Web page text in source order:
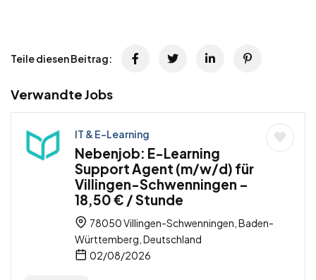
Teile diesen Beitrag:
Verwandte Jobs
IT & E-Learning
Nebenjob: E-Learning
Support Agent (m/w/d) für
Villingen-Schwenningen –
18,50 € / Stunde
78050 Villingen-Schwenningen, Baden-
Württemberg, Deutschland
02/08/2026